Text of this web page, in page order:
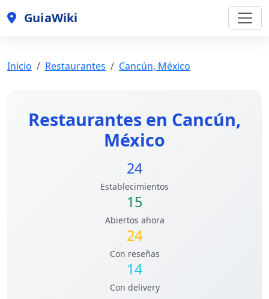
GuiaWiki
Inicio Restaurantes Cancún, México
Restaurantes en Cancún,
México
24
Establecimientos
15
Abiertos ahora
24
Con reseñas
14
Con delivery